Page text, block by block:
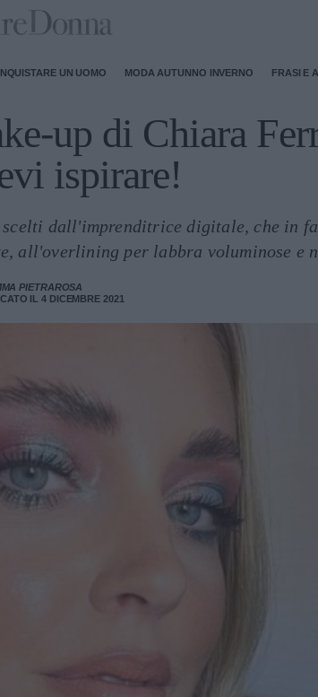
UN UOMO MODA AUTUNNO INVERNO FRASI E
up di Chiara
ispirare!
dall'imprenditrice digitale, che in
all'overlining per labbra voluminose e
PIETRAROSA
IL 4 DICEMBRE 2021